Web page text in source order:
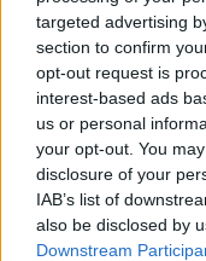
targeted advertising
section to confirm
opt-out request is
interest-based ads
us or personal
your opt-out. You
disclosure of your
IAB’s list of
also be disclosed by
Downstream
Δυτική Μάνη:
Art Doc Festival
05/08/2026 20:32